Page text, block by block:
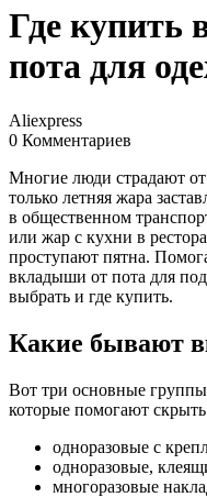
Где купить
пота для
Aliexpress
0 Комментариев
Многие люди страдают
только летняя жара
в общественном
или жар с кухни в
проступают пятна.
вкладыши от пота для
выбрать и где купить.
Какие бывают
Вот три основные
которые помогают
одноразовые с
одноразовые,
многоразовые